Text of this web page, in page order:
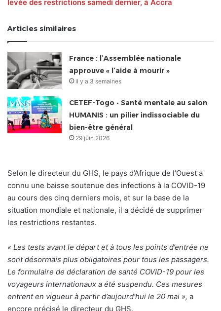
levée des restrictions samedi dernier, à Accra
Articles similaires
France : l’Assemblée nationale
approuve « l’aide à mourir »
il y a 3 semaines
CETEF-Togo • Santé mentale au salon
HUMANIS : un pilier indissociable du
bien-être général
29 juin 2026
Selon le directeur du GHS, le pays d’Afrique de l’Ouest a
connu une baisse soutenue des infections à la COVID-19
au cours des cinq derniers mois, et sur la base de la
situation mondiale et nationale, il a décidé de supprimer
les restrictions restantes.
« Les tests avant le départ et à tous les points d’entrée ne
sont désormais plus obligatoires pour tous les passagers.
Le formulaire de déclaration de santé COVID-19 pour les
voyageurs internationaux a été suspendu. Ces mesures
entrent en vigueur à partir d’aujourd’hui le 20 mai », a
encore précisé le directeur du GHS.